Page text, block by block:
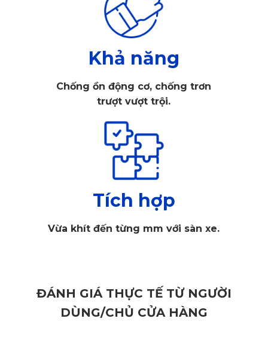
cần có những đặc điểm nào?
Hiện nay, không phải tài xế nào cũng nắm rõ được những
đặc điểm của camera hành trình KATA xe Lexus. Hãy cùng
camera này ngay sau đây!
Camera hành trình thường nhỏ, gọn tiện để gắn lên kính, lên
gương chiếu hậu hay đặt trên taplo. Từ đó, tài xế có thể dễ
không bị vướng víu hay mất mỹ quan của xe.
hiện đại. Ngoài ra, còn có thể kết nối trực tiếp với màn hình
của xe hoặc điện thoại của tài xế, để những tác vụ như chụp
Khả năng
Chống ồn động cơ, chống trơn
trượt vượt trội.
Tích hợp
Vừa khít đến từng mm với sàn xe.
ĐÁNH GIÁ THỰC TẾ TỪ NGƯỜI
DÙNG/CHỦ CỬA HÀNG